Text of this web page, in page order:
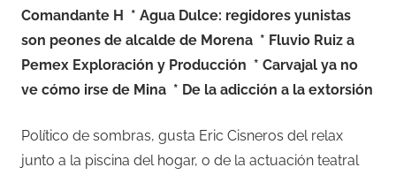
Comandante H * Agua Dulce: regidores yunistas
son peones de alcalde de Morena * Fluvio Ruiz a
Pemex Exploración y Producción * Carvajal ya no
ve cómo irse de Mina * De la adicción a la extorsión
Político de sombras, gusta Eric Cisneros del relax
junto a la piscina del hogar, o de la actuación teatral